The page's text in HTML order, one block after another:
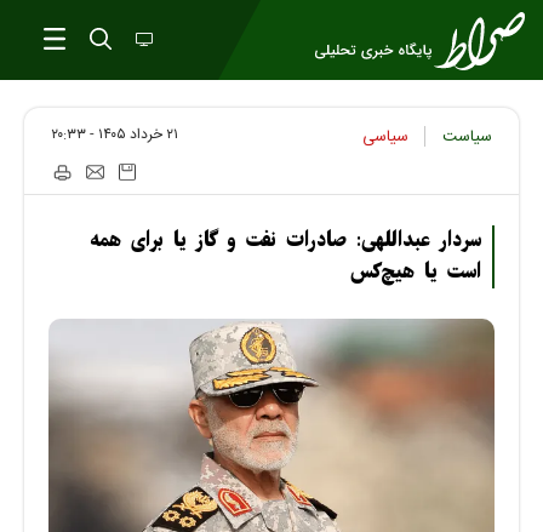
سیاست سیاسی ۲۱ خرداد ۱۴۰۵ - ۲۰:۳۳
سردار عبداللهی: صادرات نفت و گاز یا برای همه
است یا هیچ‌کس